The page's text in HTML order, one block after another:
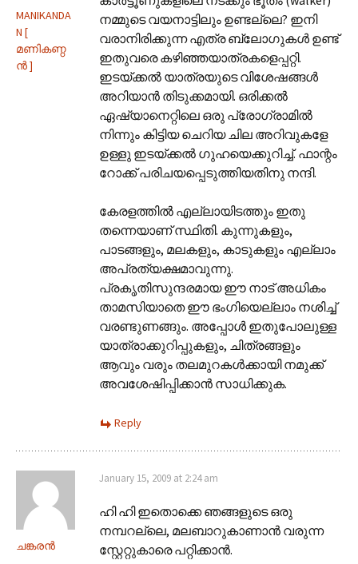
MANIKANDA
N [
മണികണ്ഠ
ന്‍‌ ]
നമ്മുടെ വയനാട്ടിലും ഉണ്ടല്ലെ? ഇനി
വരാനിരിക്കുന്ന എത്ര ബ്ലോഗുകൾ ഉണ്ട്
ഇതുവരെ കഴിഞ്ഞയാത്രകളെപ്പറ്റി.
ഇടയ്ക്കൽ യാത്രയുടെ വിശേഷങ്ങൾ
അറിയാൻ തിടുക്കമായി. ഒരിക്കൽ
ഏഷ്യാനെറ്റിലെ ഒരു പ്രോഗ്രാമിൽ
നിന്നും കിട്ടിയ ചെറിയ ചില അറിവുകളേ
ഉള്ളു ഇടയ്ക്കൽ ഗുഹയെക്കുറിച്ച്. ഫാന്റം
റോക്ക് പരിചയപ്പെടുത്തിയതിനു നന്ദി.
കേരളത്തിൽ എല്ലായിടത്തും ഇതു
തന്നെയാണ് സ്ഥിതി. കുന്നുകളും,
പാടങ്ങളും, മലകളും, കാടുകളും എല്ലാം
അപ്രത്യക്ഷമാവുന്നു.
പ്രകൃതിസുന്ദരമായ ഈ നാട് അധികം
താമസിയാതെ ഈ ഭംഗിയെല്ലാം നശിച്ച്
വരണ്ടുണങ്ങും. അപ്പോൾ ഇതുപോലുള്ള
യാത്രാക്കുറിപ്പുകളും, ചിത്രങ്ങളും
ആവും വരും തലമുറകൾക്കായി നമുക്ക്
അവശേഷിപ്പിക്കാൻ സാധിക്കുക.
Reply
ചങ്കരന്‍
January 15, 2009 at 2:24 am
ഹി ഹി ഇതൊക്കെ ഞങ്ങളുടെ ഒരു
നമ്പറല്ലെ, മലബാറുകാണാന്‍ വരുന്ന
സ്റ്റേറ്റുകാരെ പറ്റിക്കാന്‍.